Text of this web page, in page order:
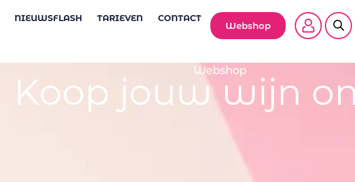
NIEUWSFLASH TARIEVEN CONTACT
Webshop
Webshop
Koop jouw wijn